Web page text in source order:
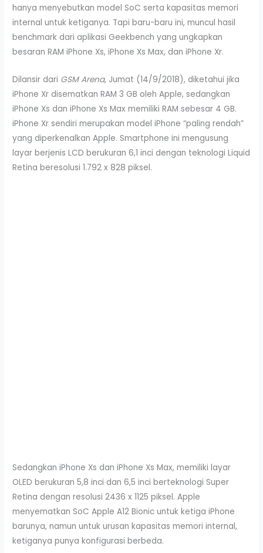
hanya menyebutkan model SoC serta kapasitas memori
internal untuk ketiganya. Tapi baru-baru ini, muncul hasil
benchmark dari aplikasi Geekbench yang ungkapkan
besaran RAM iPhone Xs, iPhone Xs Max, dan iPhone Xr.
Dilansir dari GSMArena, Jumat (14/9/2018), diketahui jika
iPhone Xr disematkan RAM 3 GB oleh Apple, sedangkan
iPhone Xs dan iPhone Xs Max memiliki RAM sebesar 4 GB.
iPhone Xr sendiri merupakan model iPhone “paling rendah”
yang diperkenalkan Apple. Smartphone ini mengusung
layar berjenis LCD berukuran 6,1 inci dengan teknologi Liquid
Retina beresolusi 1.792 x 828 piksel.
Sedangkan iPhone Xs dan iPhone Xs Max, memiliki layar
OLED berukuran 5,8 inci dan 6,5 inci berteknologi Super
Retina dengan resolusi 2436 x 1125 piksel. Apple
menyematkan SoC Apple A12 Bionic untuk ketiga iPhone
barunya, namun untuk urusan kapasitas memori internal,
ketiganya punya konfigurasi berbeda.